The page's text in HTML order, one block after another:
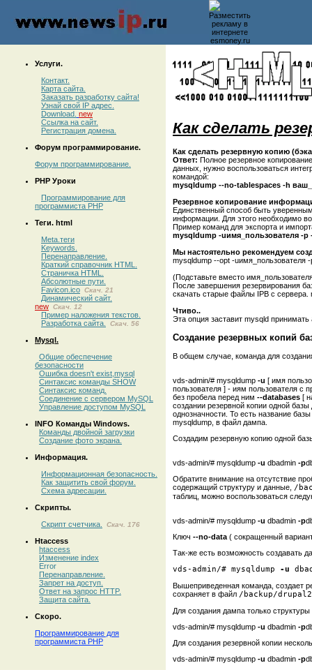
Услуги.
Контакт.
Карта сайта.
Заказать разработку сайта!
Узнай свой IP адрес.
Download. new
Ссылка на сайт.
Регистрация домена.
Форум программирование.
Форум программирование.
PHP Уроки
Программирование для
программиста PHP
Теги. html
Meta.теги
Keywords.
Перенаправление.
Краткий справочник HTML.
Страничка HTML.
Абсолютные пути.
Favicon.ico Скач. 21
Динамический сайт.
new Скач. 12
Пример наложения текстов.
Разработка сайта.
Скач. 56
Mysql.
Общие обеспечение
безопасности
Ошибка doesn't exist,mysql
Синтаксис команды SHOW
Синтаксис команд.
Соединение с сервером MySQL
Управление доступом MySQL
INFO Команды Windows.
Команды двойной загрузки
Создание фото экрана.
Информация.
Информационная безопасность.
Как защитить свой форум.
Схема адресации.
Скрипты.
Скрипт счетчика.
Скач. 176
Htaccess
htaccess
Изменение index
Error
Перенаправление.
Запрет на доступ.
Ответ на запрос HTTP.
Защита сайта.
Скоро.
Программирование для
программиста PHP
Как сделать
Как сделать резервную копию
Ответ: Полное резервное
данных, нужно воспользоваться
командой:
mysqldump --no-tablespaces -h
Резервное копирование
Единственный способ быть
информации. Для этого необходимо
Пример команд для экспорта и
mysqldump -uимя_пользователя -
Мы настоятельно рекомендуем
mysqldump --opt -uимя_пользователя
(Подставьте вместо
После завершения резервирования
скачать старые файлы IPB с
Чтиво..
Эта опция заставит mysqld
Создание резервных копий
В общем случае, команда для
vds-admin/# mysqldump -u [ имя
пользователя ] - иям пользователя с
без пробела перед ним --databases [
создании резервной копии одной
однозначности. То есть название
mysqldump, в файл дампа.
Создадим резервную копию одной
vds-admin/# mysqldump -u dbadmin -p
Обратите внимание на отсутствие
содержащий структуру и данные, /
таблиц, можно воспользоваться
vds-admin/# mysqldump -u dbadmin -p
Ключ --no-data ( сокращенный
Так-же есть возможность создавать
vds-admin/# mysqldump -u
Вышеприведенная команда, создает
сохраняет в файл /backup/
Для создания дампа только
vds-admin/# mysqldump -u dbadmin -p
Для создания резервной копии
vds-admin/# mysqldump -u dbadmin -p